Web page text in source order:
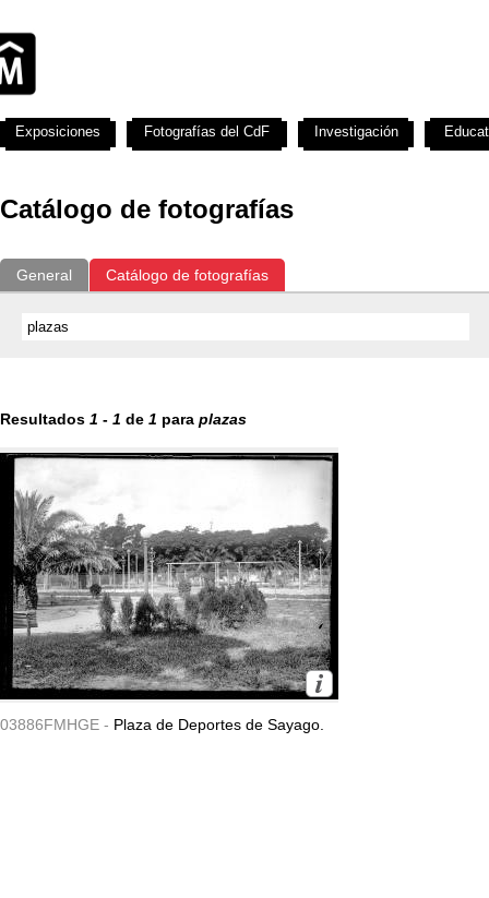
Catálogo de fotografías
General Catálogo de fotografías
Resultados 1 - 1 de 1 para plazas
03886FMHGE - Plaza de Deportes de Sayago.
Exposiciones Fotografías del CdF Investigación